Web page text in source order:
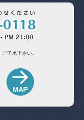
ご了承下さい。